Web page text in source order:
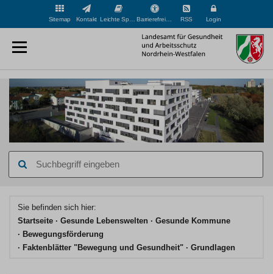
Sitemap Kontakt Barrierefreiheit RSS Login
eingeben
Sie befinden sich hier:
Startseite
Gesunde Lebenswelten
Gesunde Kommune
Bewegungsförderung
Faktenblätter "Bewegung und Gesundheit"
Grundlagen